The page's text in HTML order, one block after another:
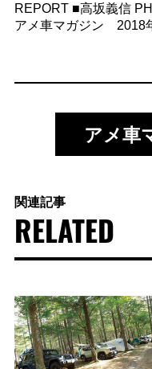
REPORT ■高坂義信
アメ車マガジン 2018
アメ車
関連記事
RELATED